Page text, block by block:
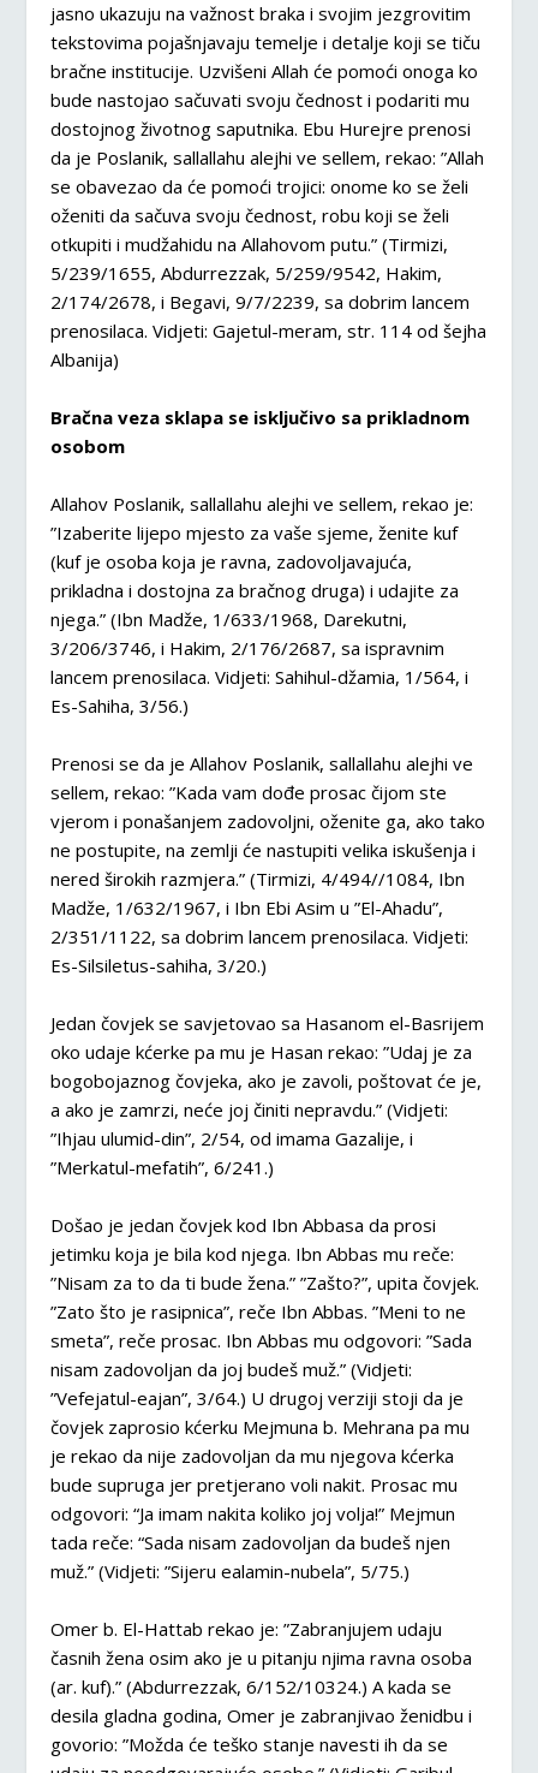
jasno ukazuju na važnost braka i svojim jezgrovitim
tekstovima pojašnjavaju temelje i detalje koji se tiču
bračne institucije. Uzvišeni Allah će pomoći onoga ko
bude nastojao sačuvati svoju čednost i podariti mu
dostojnog životnog saputnika. Ebu Hurejre prenosi
da je Poslanik, sallallahu alejhi ve sellem, rekao: ”Allah
se obavezao da će pomoći trojici: onome ko se želi
oženiti da sačuva svoju čednost, robu koji se želi
otkupiti i mudžahidu na Allahovom putu.” (Tirmizi,
5/239/1655, Abdurrezzak, 5/259/9542, Hakim,
2/174/2678, i Begavi, 9/7/2239, sa dobrim lancem
prenosilaca. Vidjeti: Gajetul-meram, str. 114 od šejha
Albanija)
Bračna veza sklapa se isključivo sa prikladnom
osobom
Allahov Poslanik, sallallahu alejhi ve sellem, rekao je:
”Izaberite lijepo mjesto za vaše sjeme, ženite kuf
(kuf je osoba koja je ravna, zadovoljavajuća,
prikladna i dostojna za bračnog druga) i udajite za
njega.” (Ibn Madže, 1/633/1968, Darekutni,
3/206/3746, i Hakim, 2/176/2687, sa ispravnim
lancem prenosilaca. Vidjeti: Sahihul-džamia, 1/564, i
Es-Sahiha, 3/56.)
Prenosi se da je Allahov Poslanik, sallallahu alejhi ve
sellem, rekao: ”Kada vam dođe prosac čijom ste
vjerom i ponašanjem zadovoljni, oženite ga, ako tako
ne postupite, na zemlji će nastupiti velika iskušenja i
nered širokih razmjera.” (Tirmizi, 4/494//1084, Ibn
Madže, 1/632/1967, i Ibn Ebi Asim u ”El-Ahadu”,
2/351/1122, sa dobrim lancem prenosilaca. Vidjeti:
Es-Silsiletus-sahiha, 3/20.)
Jedan čovjek se savjetovao sa Hasanom el-Basrijem
oko udaje kćerke pa mu je Hasan rekao: ”Udaj je za
bogobojaznog čovjeka, ako je zavoli, poštovat će je,
a ako je zamrzi, neće joj činiti nepravdu.” (Vidjeti:
”Ihjau ulumid-din”, 2/54, od imama Gazalije, i
”Merkatul-mefatih”, 6/241.)
Došao je jedan čovjek kod Ibn Abbasa da prosi
jetimku koja je bila kod njega. Ibn Abbas mu reče:
”Nisam za to da ti bude žena.” ”Zašto?”, upita čovjek.
”Zato što je rasipnica”, reče Ibn Abbas. ”Meni to ne
smeta”, reče prosac. Ibn Abbas mu odgovori: ”Sada
nisam zadovoljan da joj budeš muž.” (Vidjeti:
”Vefejatul-eajan”, 3/64.) U drugoj verziji stoji da je
čovjek zaprosio kćerku Mejmuna b. Mehrana pa mu
je rekao da nije zadovoljan da mu njegova kćerka
bude supruga jer pretjerano voli nakit. Prosac mu
odgovori: “Ja imam nakita koliko joj volja!” Mejmun
tada reče: “Sada nisam zadovoljan da budeš njen
muž.” (Vidjeti: ”Sijeru ealamin-nubela”, 5/75.)
Omer b. El-Hattab rekao je: ”Zabranjujem udaju
časnih žena osim ako je u pitanju njima ravna osoba
(ar. kuf).” (Abdurrezzak, 6/152/10324.) A kada se
desila gladna godina, Omer je zabranjivao ženidbu i
govorio: ”Možda će teško stanje navesti ih da se